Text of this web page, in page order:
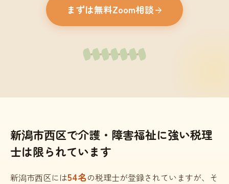
まずは無料Zoom相談
新潟市西区で介護・障害福祉に強い税理
士は限られています
新潟市西区には54名の税理士が登録されていますが、そ